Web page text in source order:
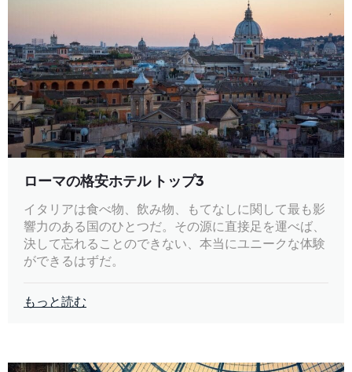
ローマの格安ホテル トップ3
イタリアは食べ物、飲み物、もてなしに関して最も影
響力のある国のひとつだ。その源に直接足を運べば、
決して忘れることのできない、本当にユニークな体験
ができるはずだ。
もっと読む